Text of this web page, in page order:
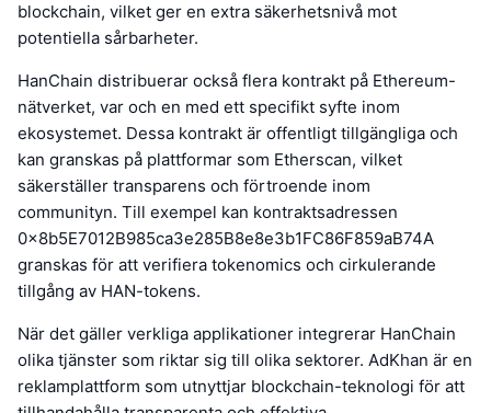
blockchain, vilket ger en extra säkerhetsnivå mot
potentiella sårbarheter.
HanChain distribuerar också flera kontrakt på Ethereum-
nätverket, var och en med ett specifikt syfte inom
ekosystemet. Dessa kontrakt är offentligt tillgängliga och
kan granskas på plattformar som Etherscan, vilket
säkerställer transparens och förtroende inom
communityn. Till exempel kan kontraktsadressen
0x8b5E7012B985ca3e285B8e8e3b1FC86F859aB74A
granskas för att verifiera tokenomics och cirkulerande
tillgång av HAN-tokens.
När det gäller verkliga applikationer integrerar HanChain
olika tjänster som riktar sig till olika sektorer. AdKhan är en
reklamplattform som utnyttjar blockchain-teknologi för att